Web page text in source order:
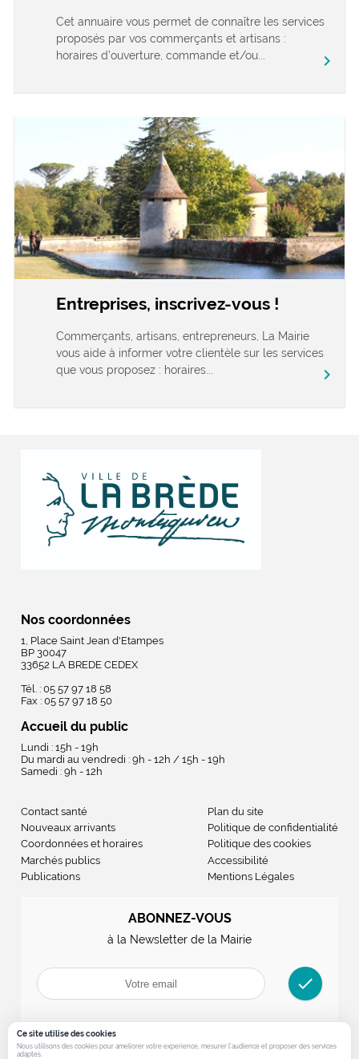
Cet annuaire vous permet de connaître les services
proposés par vos commerçants et artisans :
horaires d’ouverture, commande et/ou...
chevron_right
Entreprises, inscrivez-vous !
Commerçants, artisans, entrepreneurs, La Mairie
vous aide à informer votre clientèle sur les services
que vous proposez : horaires...
chevron_right
Nos coordonnées
1, Place Saint Jean d'Etampes
BP 30047
33652 LA BREDE CEDEX
Tél. : 05 57 97 18 58
Fax : 05 57 97 18 50
Accueil du public
Lundi : 15h - 19h
Du mardi au vendredi : 9h - 12h / 15h - 19h
Samedi : 9h - 12h
Contact santé
Nouveaux arrivants
Coordonnées et horaires
Marchés publics
Publications
Plan du site
Politique de confidentialité
Politique des cookies
Accessibilité
Mentions Légales
ABONNEZ-VOUS
à la Newsletter de la Mairie
check
Ce site utilise des cookies
Nous utilisons des cookies pour ameliorer votre experience, mesurer l’audience et proposer des services
adaptes.